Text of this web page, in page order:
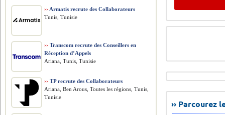
››
›› Armatis recrute des Collaborateurs
Tunis, Tunisie
›› Transcom recrute des Conseillers en
Réception d’Appels
Ariana, Tunis, Tunisie
›› TP recrute des Collaborateurs
Ariana, Ben Arous, Toutes les régions, Tunis,
Tunisie